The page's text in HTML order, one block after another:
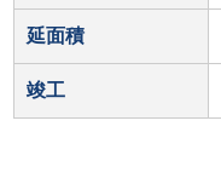
延面積
竣工